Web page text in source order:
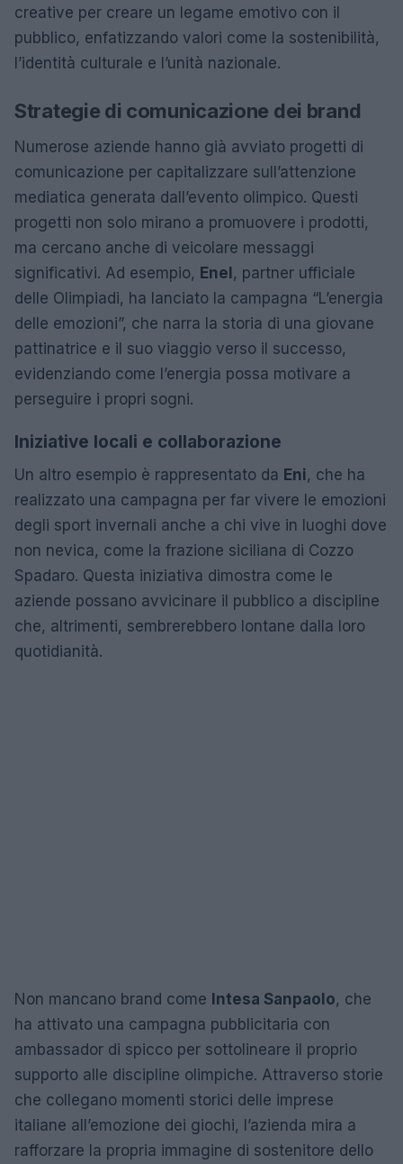
creative per creare un legame emotivo con il
pubblico, enfatizzando valori come la sostenibilità,
l’identità culturale e l’unità nazionale.
Strategie di comunicazione dei brand
Numerose aziende hanno già avviato progetti di
comunicazione per capitalizzare sull’attenzione
mediatica generata dall’evento olimpico. Questi
progetti non solo mirano a promuovere i prodotti,
ma cercano anche di veicolare messaggi
significativi. Ad esempio, Enel, partner ufficiale
delle Olimpiadi, ha lanciato la campagna “L’energia
delle emozioni”, che narra la storia di una giovane
pattinatrice e il suo viaggio verso il successo,
evidenziando come l’energia possa motivare a
perseguire i propri sogni.
Iniziative locali e collaborazione
Un altro esempio è rappresentato da Eni, che ha
realizzato una campagna per far vivere le emozioni
degli sport invernali anche a chi vive in luoghi dove
non nevica, come la frazione siciliana di Cozzo
Spadaro. Questa iniziativa dimostra come le
aziende possano avvicinare il pubblico a discipline
che, altrimenti, sembrerebbero lontane dalla loro
quotidianità.
Non mancano brand come Intesa Sanpaolo, che
ha attivato una campagna pubblicitaria con
ambassador di spicco per sottolineare il proprio
supporto alle discipline olimpiche. Attraverso storie
che collegano momenti storici delle imprese
italiane all’emozione dei giochi, l’azienda mira a
rafforzare la propria immagine di sostenitore dello